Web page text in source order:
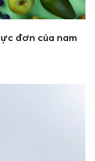
đơn của nam